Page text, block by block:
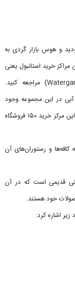
و هوس بازار گردی به
مراکز خرید استانبول یعنی
مرکز خرید واتر گاردن استانبول (Watergarden Istanbul) مراجعه کنید.
آبی در این مجموعه وجود
دارد که باعث جذاب‌تر شدن فضای آن شده است. در این مرکز خرید ۱۵۰ فروشگاه
کافه‌ها و رستوران‌های آن
قدیمی است که در آن
اشاره کرد: